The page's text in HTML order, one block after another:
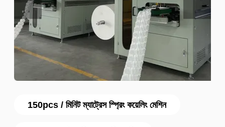
150pcs / মিনিট ম্যাট্রেস স্প্রিং কয়েলিং মেশিন